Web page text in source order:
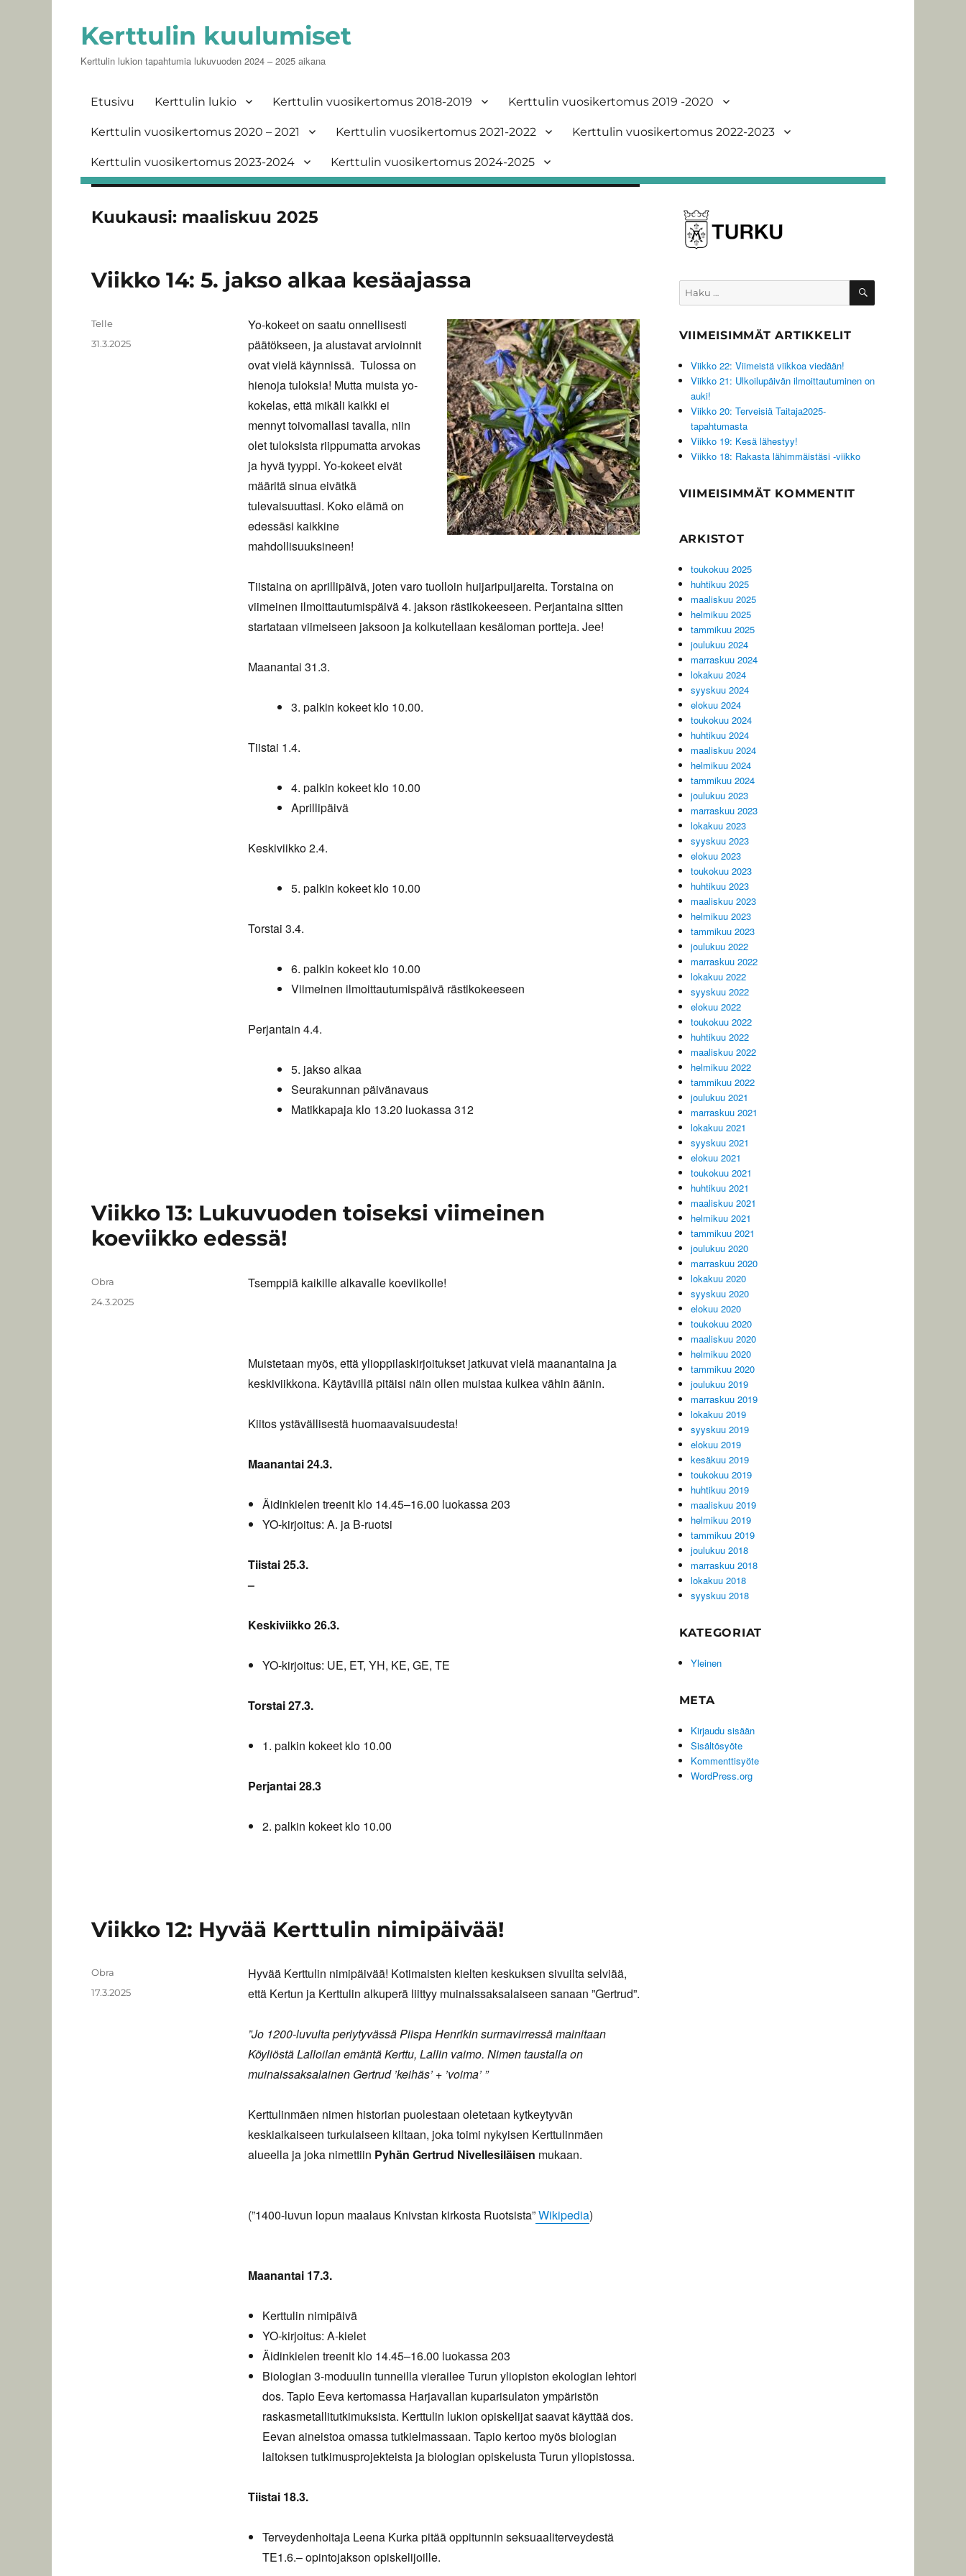
Kerttulin kuulumiset
Kerttulin lukion tapahtumia lukuvuoden 2024 – 2025 aikana
Etusivu Kerttulin lukio Kerttulin vuosikertomus 2018-2019 Kerttulin vuosikertomus 2019 -2020
Kerttulin vuosikertomus 2020 – 2021 Kerttulin vuosikertomus 2021-2022 Kerttulin vuosikertomus 2022-2023
Kerttulin vuosikertomus 2023-2024 Kerttulin vuosikertomus 2024-2025
Kuukausi: maaliskuu 2025
Viikko 14: 5. jakso alkaa kesäajassa
Yo-kokeet on saatu onnellisesti
päätökseen, ja alustavat arvioinnit
ovat vielä käynnissä. Tulossa on
hienoja tuloksia! Mutta muista yo-
kokelas, että mikäli kaikki ei
mennyt toivomallasi tavalla, niin
olet tuloksista riippumatta arvokas
ja hyvä tyyppi. Yo-kokeet eivät
määritä sinua eivätkä
tulevaisuuttasi. Koko elämä on
edessäsi kaikkine
mahdollisuuksineen!
Tiistaina on aprillipäivä, joten varo tuolloin huijaripuijareita. Torstaina on
viimeinen ilmoittautumispäivä 4. jakson rästikokeeseen. Perjantaina sitten
startataan viimeiseen jaksoon ja kolkutellaan kesäloman portteja. Jee!
Maanantai 31.3.
3. palkin kokeet klo 10.00.
Tiistai 1.4.
4. palkin kokeet klo 10.00
Aprillipäivä
Keskiviikko 2.4.
5. palkin kokeet klo 10.00
Torstai 3.4.
6. palkin kokeet klo 10.00
Viimeinen ilmoittautumispäivä rästikokeeseen
Perjantain 4.4.
5. jakso alkaa
Seurakunnan päivänavaus
Matikkapaja klo 13.20 luokassa 312
Kirjoittaja
Telle
Julkaistu
31.3.2025
Viikko 13: Lukuvuoden toiseksi viimeinen
koeviikko edessä!
Tsemppiä kaikille alkavalle koeviikolle!
Muistetaan myös, että ylioppilaskirjoitukset jatkuvat vielä maanantaina ja
keskiviikkona. Käytävillä pitäisi näin ollen muistaa kulkea vähin äänin.
Kiitos ystävällisestä huomaavaisuudesta!
Maanantai 24.3.
Äidinkielen treenit klo 14.45–16.00 luokassa 203
YO-kirjoitus: A. ja B-ruotsi
Tiistai 25.3.
–
Keskiviikko 26.3.
YO-kirjoitus: UE, ET, YH, KE, GE, TE
Torstai 27.3.
1. palkin kokeet klo 10.00
Perjantai 28.3
2. palkin kokeet klo 10.00
Kirjoittaja
Obra
Julkaistu
24.3.2025
Viikko 12: Hyvää Kerttulin nimipäivää!
Hyvää Kerttulin nimipäivää! Kotimaisten kielten keskuksen sivuilta selviää,
että Kertun ja Kerttulin alkuperä liittyy muinaissaksalaiseen sanaan ”Gertrud”.
”Jo 1200-luvulta periytyvässä Piispa Henrikin surmavirressä mainitaan
Köyliöstä Lalloilan emäntä Kerttu, Lallin vaimo. Nimen taustalla on
muinaissaksalainen Gertrud ’keihäs’ + ’voima’ ”
Kerttulinmäen nimen historian puolestaan oletetaan kytkeytyvän
keskiaikaiseen turkulaiseen kiltaan, joka toimi nykyisen Kerttulinmäen
alueella ja joka nimettiin Pyhän Gertrud Nivellesiläisen mukaan.
(”1400-luvun lopun maalaus Knivstan kirkosta Ruotsista”Wikipedia)
Maanantai 17.3.
Kerttulin nimipäivä
YO-kirjoitus: A-kielet
Äidinkielen treenit klo 14.45–16.00 luokassa 203
Biologian 3-moduulin tunneilla vierailee Turun yliopiston ekologian lehtori
dos. Tapio Eeva kertomassa Harjavallan kuparisulaton ympäristön
raskasmetallitutkimuksista. Kerttulin lukion opiskelijat saavat käyttää dos.
Eevan aineistoa omassa tutkielmassaan. Tapio kertoo myös biologian
laitoksen tutkimusprojekteista ja biologian opiskelusta Turun yliopistossa.
Tiistai 18.3.
Terveydenhoitaja Leena Kurka pitää oppitunnin seksuaaliterveydestä
TE1.6.– opintojakson opiskelijoille.
Kirjoittaja
Obra
Julkaistu
17.3.2025
Etsi: HAKU
VIIMEISIMMÄT ARTIKKELIT
Viikko 22: Viimeistä viikkoa viedään!
Viikko 21: Ulkoilupäivän ilmoittautuminen on
auki!
Viikko 20: Terveisiä Taitaja2025-
tapahtumasta
Viikko 19: Kesä lähestyy!
Viikko 18: Rakasta lähimmäistäsi -viikko
VIIMEISIMMÄT KOMMENTIT
ARKISTOT
toukokuu 2025
huhtikuu 2025
maaliskuu 2025
helmikuu 2025
tammikuu 2025
joulukuu 2024
marraskuu 2024
lokakuu 2024
syyskuu 2024
elokuu 2024
toukokuu 2024
huhtikuu 2024
maaliskuu 2024
helmikuu 2024
tammikuu 2024
joulukuu 2023
marraskuu 2023
lokakuu 2023
syyskuu 2023
elokuu 2023
toukokuu 2023
huhtikuu 2023
maaliskuu 2023
helmikuu 2023
tammikuu 2023
joulukuu 2022
marraskuu 2022
lokakuu 2022
syyskuu 2022
elokuu 2022
toukokuu 2022
huhtikuu 2022
maaliskuu 2022
helmikuu 2022
tammikuu 2022
joulukuu 2021
marraskuu 2021
lokakuu 2021
syyskuu 2021
elokuu 2021
toukokuu 2021
huhtikuu 2021
maaliskuu 2021
helmikuu 2021
tammikuu 2021
joulukuu 2020
marraskuu 2020
lokakuu 2020
syyskuu 2020
elokuu 2020
toukokuu 2020
maaliskuu 2020
helmikuu 2020
tammikuu 2020
joulukuu 2019
marraskuu 2019
lokakuu 2019
syyskuu 2019
elokuu 2019
kesäkuu 2019
toukokuu 2019
huhtikuu 2019
maaliskuu 2019
helmikuu 2019
tammikuu 2019
joulukuu 2018
marraskuu 2018
lokakuu 2018
syyskuu 2018
KATEGORIAT
Yleinen
META
Kirjaudu sisään
Sisältösyöte
Kommenttisyöte
WordPress.org